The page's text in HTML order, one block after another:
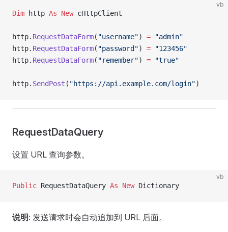
vb
Dim http As New cHttpClient
http. RequestDataForm( "username") = "admin"
http. RequestDataForm( "password") = "123456"
http. RequestDataForm( "remember") = "true"
http. SendPost ( "https://api.example.com/login")
RequestDataQuery
设置 URL 查询参数。
vb
Public RequestDataQuery As New Dictionary
说明: 发送请求时会自动追加到 URL 后面。